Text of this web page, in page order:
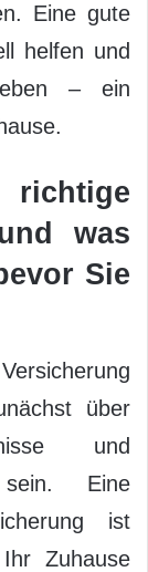
Eine gute
helfen und
– ein
was
Sie
über
und
Eine
ist
Zuhause